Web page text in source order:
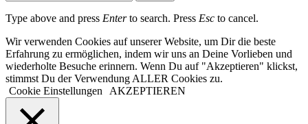
Type above and press Enterto search. Press Esc to cancel.
Wir verwenden Cookies auf unserer Website, um Dir die beste
Erfahrung zu ermöglichen, indem wir uns an Deine Vorlieben und
wiederholte Besuche erinnern. Wenn Du auf "Akzeptieren" klickst,
stimmst Du der Verwendung ALLER Cookies zu.
Cookie Einstellungen
AKZEPTIEREN